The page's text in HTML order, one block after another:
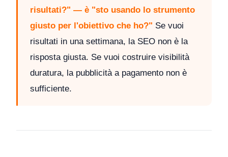
risultati?" — è "sto usando lo strumento
giusto per l'obiettivo che ho?" Se vuoi
risultati in una settimana, la SEO non è la
risposta giusta. Se vuoi costruire visibilità
duratura, la pubblicità a pagamento non è
sufficiente.